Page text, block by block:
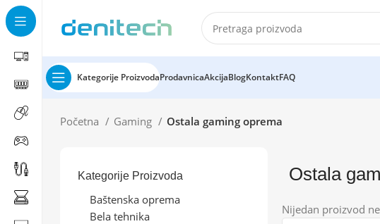
Kategorije ProizvodaProdavnicaAkcijaBlogKontaktFAQ
Početna Gaming Ostala gaming oprema
Kategorije Proizvoda
Baštenska oprema
Bela tehnika
Ostala
Nijedan proizvod